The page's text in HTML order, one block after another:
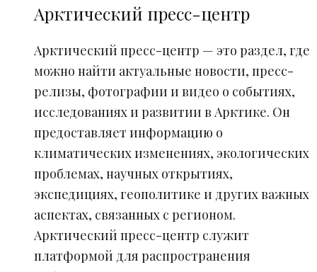
Арктический пресс-центр
Арктический пресс-центр — это раздел, где
можно найти актуальные новости, пресс-
релизы, фотографии и видео о событиях,
исследованиях и развитии в Арктике. Он
предоставляет информацию о
климатических изменениях, экологических
проблемах, научных открытиях,
экспедициях, геополитике и других важных
аспектах, связанных с регионом.
Арктический пресс-центр служит
платформой для распространения